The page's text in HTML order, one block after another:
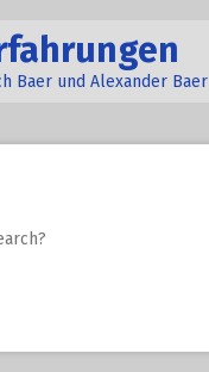
Baer und Alexander Baer